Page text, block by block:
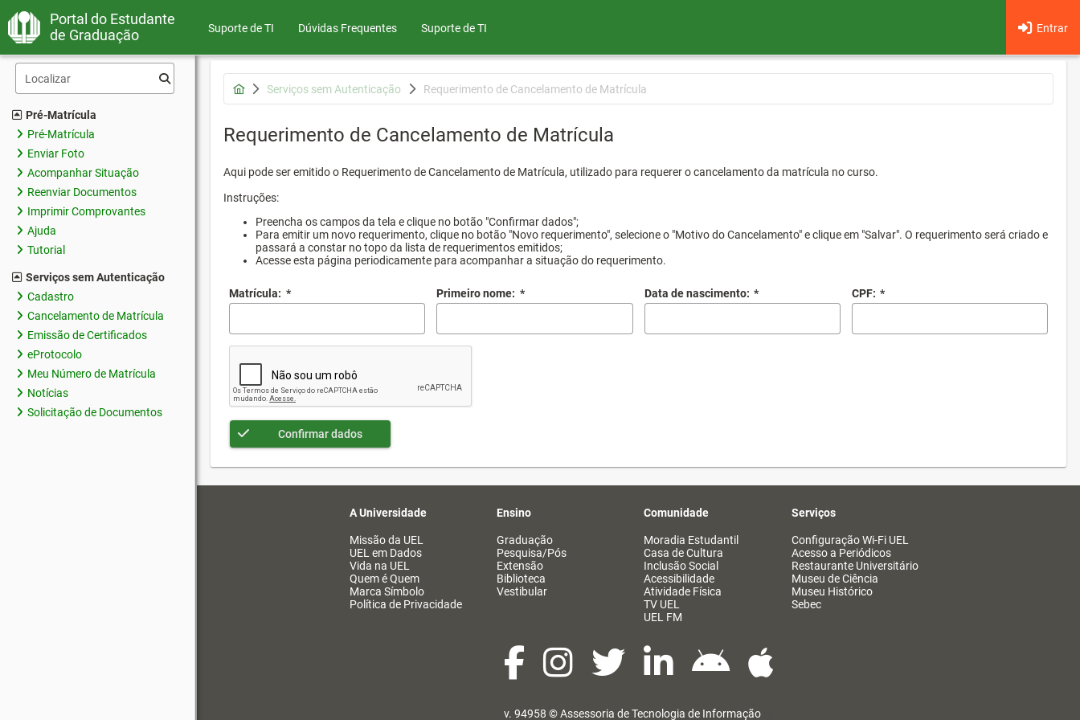
Portal do Estudante
de Graduação
Suporte de TI Dúvidas Frequentes Entrar
Suporte de TI
Pré-Matrícula
Pré-Matrícula
Enviar Foto
Acompanhar Situação
Reenviar Documentos
Imprimir Comprovantes
Ajuda
Tutorial
Serviços sem Autenticação
Cadastro
Cancelamento de Matrícula
Emissão de Certificados
eProtocolo
Meu Número de Matrícula
Notícias
Solicitação de Documentos
Serviços sem Autenticação Requerimento de Cancelamento de Matrícula
Requerimento de Cancelamento de Matrícula
Aqui pode ser emitido o Requerimento de Cancelamento de Matrícula, utilizado para requerer o cancelamento da matrícula no curso.
Instruções:
Preencha os campos da tela e clique no botão "Confirmar dados";
Para emitir um novo requerimento, clique no botão "Novo requerimento", selecione o "Motivo do Cancelamento" e clique em "Salvar". O requerimento será criado e
passará a constar no topo da lista de requerimentos emitidos;
Acesse esta página periodicamente para acompanhar a situação do requerimento.
Matrícula: * Primeiro nome: * Data de nascimento: * CPF: *
Confirmar dados
A Universidade
Missão da UEL
UEL em Dados
Vida na UEL
Quem é Quem
Marca Símbolo
Política de Privacidade
Ensino
Graduação
Pesquisa/Pós
Extensão
Biblioteca
Vestibular
Comunidade
Moradia Estudantil
Casa de Cultura
Inclusão Social
Acessibilidade
Atividade Física
TV UEL
UEL FM
Serviços
Configuração Wi-Fi UEL
Acesso a Periódicos
Restaurante Universitário
Museu de Ciência
Museu Histórico
Sebec
v. 94958 ©Assessoria de Tecnologia de Informação